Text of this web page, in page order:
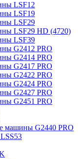
LSF12
LSF19
LSF29
LSF29 HD (4720)
LSF39
G2412 PRO
G2414 PRO
G2417 PRO
G2422 PRO
G2424 PRO
G2427 PRO
G2451 PRO
машины G2440 PRO